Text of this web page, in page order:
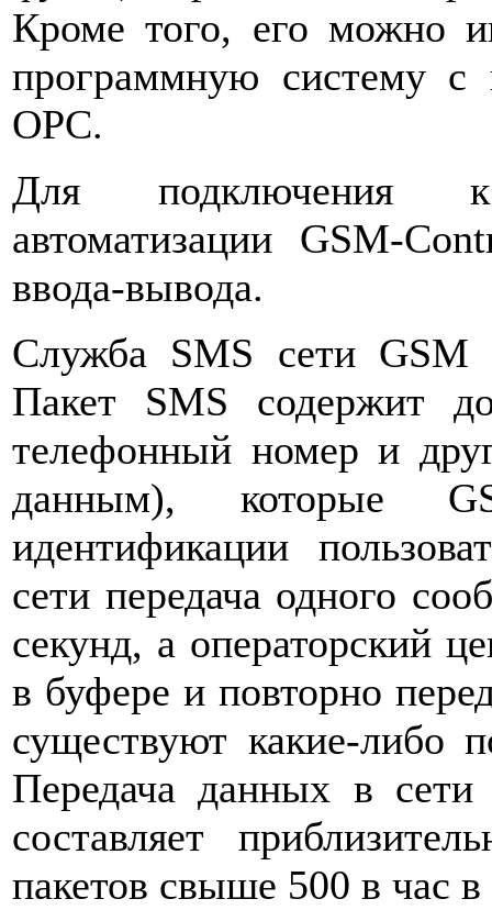
Кроме того, его можно
программную систему
OPC.
Для подключения к
автоматизации GSM-
ввода-вывода.
Служба SMS сети GSM
Пакет SMS содержит
телефонный номер и
данным), которые
идентификации
сети передача одного
секунд, а операторский
в буфере и повторно
существуют какие-либо
Передача данных в
составляет
пакетов свыше 500 в час